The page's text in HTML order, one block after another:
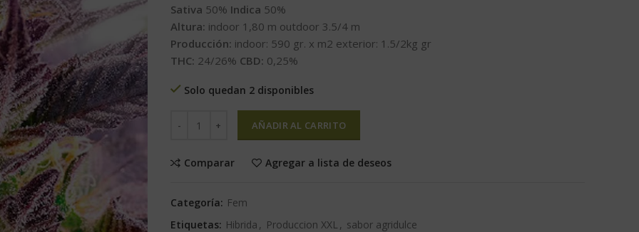
Sativa 50% Indica 50%
Altura: indoor 1,80 m outdoor 3.5/4 m
Producción: indoor: 590 gr. x m2 exterior: 1.5/2kg gr
THC: 24/26% CBD: 0,25%
Solo quedan 2 disponibles
AÑADIR AL CARRITO
Comparar Agregar a lista de deseos
Categoría: Fem
Etiquetas: Hibrida , Produccion XXL , sabor agridulce